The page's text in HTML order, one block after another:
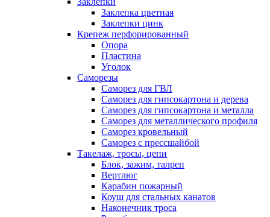
Заклепка цветная
Заклепки цинк
Крепеж перфорированный
Опора
Пластина
Уголок
Саморезы
Саморез для ГВЛ
Саморез для гипсокартона и дерева
Саморез для гипсокартона и металла
Саморез для металлического профиля
Саморез кровельный
Саморез с прессшайбой
Такелаж, тросы, цепи
Блок, зажим, талреп
Вертлюг
Карабин пожарный
Коуш для стальных канатов
Наконечник троса